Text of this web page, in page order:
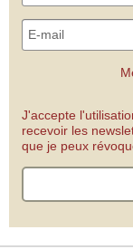
J'accepte
recevoir les
que je peux